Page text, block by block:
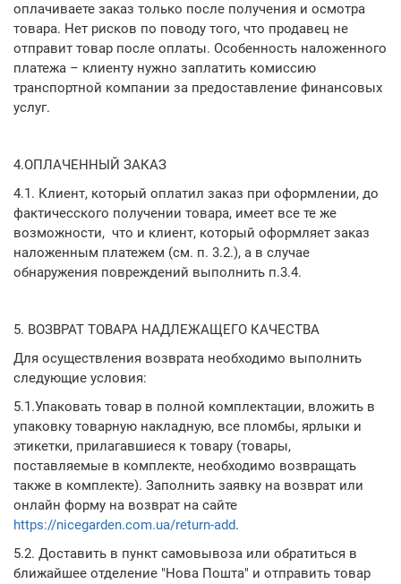
оплачиваете заказ только после получения и осмотра
товара. Нет рисков по поводу того, что продавец не
отправит товар после оплаты. Особенность наложенного
платежа – клиенту нужно заплатить комиссию
транспортной компании за предоставление финансовых
услуг.
4.ОПЛАЧЕННЫЙ ЗАКАЗ
4.1. Клиент, который оплатил заказ при оформлении, до
фактичесского получении товара, имеет все те же
возможности, что и клиент, который оформляет заказ
наложенным платежем (см. п. 3.2.), а в случае
обнаружения повреждений выполнить п.3.4.
5. ВОЗВРАТ ТОВАРА НАДЛЕЖАЩЕГО КАЧЕСТВА
Для осуществления возврата необходимо выполнить
следующие условия:
5.1.Упаковать товар в полной комплектации, вложить в
упаковку товарную накладную, все пломбы, ярлыки и
этикетки, прилагавшиеся к товару (товары,
поставляемые в комплекте, необходимо возвращать
также в комплекте). Заполнить заявку на возврат или
онлайн форму на возврат на сайте
https://nicegarden.com.ua/return-add.
5.2. Доставить в пункт самовывоза или обратиться в
ближайшее отделение "Нова Пошта" и отправить товар